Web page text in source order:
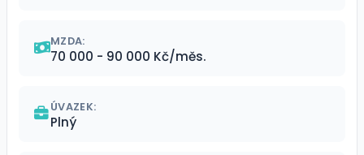
MZDA:
70 000 - 90 000 Kč/měs.
ÚVAZEK:
Plný